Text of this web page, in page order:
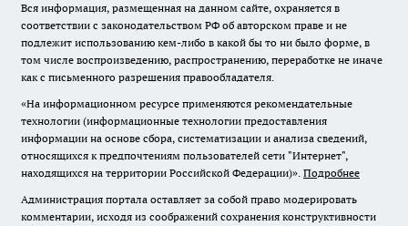
Вся информация, размещенная на данном сайте, охраняется в
соответствии с законодательством РФ об авторском праве и не
подлежит использованию кем-либо в какой бы то ни было форме, в
том числе воспроизведению, распространению, переработке не иначе
как с письменного разрешения правообладателя.
«На информационном ресурсе применяются рекомендательные
технологии (информационные технологии предоставления
информации на основе сбора, систематизации и анализа сведений,
относящихся к предпочтениям пользователей сети "Интернет",
находящихся на территории Российской Федерации)». Подробнее
Администрация портала оставляет за собой право модерировать
комментарии, исходя из соображений сохранения конструктивности